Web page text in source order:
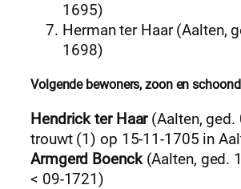
1695)
Herman ter Haar (Aalten,
1698)
Volgende bewoners, zoon en
Hendrick ter Haar(Aalten, ged.
trouwt (1) op 15-11-1705 in
Armgerd Boenck(Aalten, ged.
< 09-1721)